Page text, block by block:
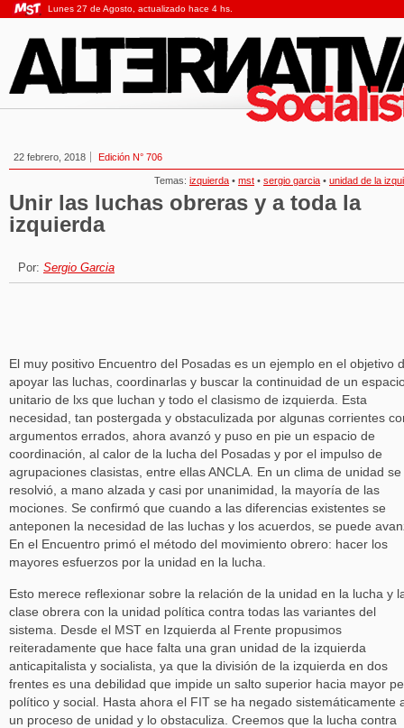
Lunes 27 de Agosto, actualizado hace 4 hs.
22 febrero, 2018 Edición N° 706
Temas: izquierda • mst • sergio garcia • unidad de la
Unir las luchas obreras y a toda la
izquierda
Por: Sergio Garcia
El muy positivo Encuentro del Posadas es un ejemplo en el objetivo
apoyar las luchas, coordinarlas y buscar la continuidad de un
unitario de lxs que luchan y todo el clasismo de izquierda. Esta
necesidad, tan postergada y obstaculizada por algunas corrientes
argumentos errados, ahora avanzó y puso en pie un espacio de
coordinación, al calor de la lucha del Posadas y por el impulso de
agrupaciones clasistas, entre ellas ANCLA. En un clima de unidad se
resolvió, a mano alzada y casi por unanimidad, la mayoría de las
mociones. Se confirmó que cuando a las diferencias existentes se
anteponen la necesidad de las luchas y los acuerdos, se puede
En el Encuentro primó el método del movimiento obrero: hacer los
mayores esfuerzos por la unidad en la lucha.
Esto merece reflexionar sobre la relación de la unidad en la lucha y
clase obrera con la unidad política contra todas las variantes del
sistema. Desde el MST en Izquierda al Frente propusimos
reiteradamente que hace falta una gran unidad de la izquierda
anticapitalista y socialista, ya que la división de la izquierda en dos
frentes es una debilidad que impide un salto superior hacia mayor
político y social. Hasta ahora el FIT se ha negado sistemáticamente
un proceso de unidad y lo obstaculiza. Creemos que la lucha contra